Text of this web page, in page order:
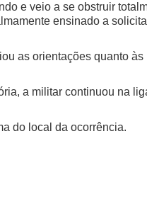
e veio a se obstruir
ensinado a
as orientações quanto às
a militar continuou na
do local da ocorrência.